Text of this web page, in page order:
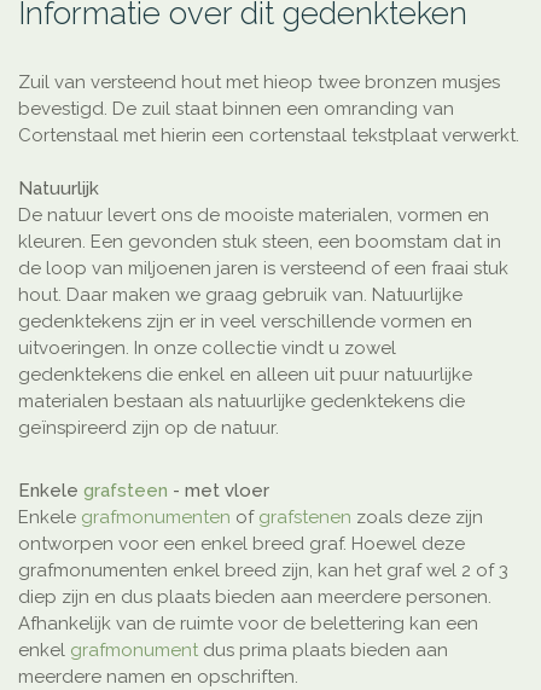
Informatie over dit gedenkteken
Zuil van versteend hout met hieop twee bronzen musjes
bevestigd. De zuil staat binnen een omranding van
Cortenstaal met hierin een cortenstaal tekstplaat verwerkt.
Natuurlijk
De natuur levert ons de mooiste materialen, vormen en
kleuren. Een gevonden stuk steen, een boomstam dat in
de loop van miljoenen jaren is versteend of een fraai stuk
hout. Daar maken we graag gebruik van. Natuurlijke
gedenktekens zijn er in veel verschillende vormen en
uitvoeringen. In onze collectie vindt u zowel
gedenktekens die enkel en alleen uit puur natuurlijke
materialen bestaan als natuurlijke gedenktekens die
geïnspireerd zijn op de natuur.
Enkele grafsteen - met vloer
Enkele grafmonumenten of grafstenen zoals deze zijn
ontworpen voor een enkel breed graf. Hoewel deze
grafmonumenten enkel breed zijn, kan het graf wel 2 of 3
diep zijn en dus plaats bieden aan meerdere personen.
Afhankelijk van de ruimte voor de belettering kan een
enkel grafmonument dus prima plaats bieden aan
meerdere namen en opschriften.